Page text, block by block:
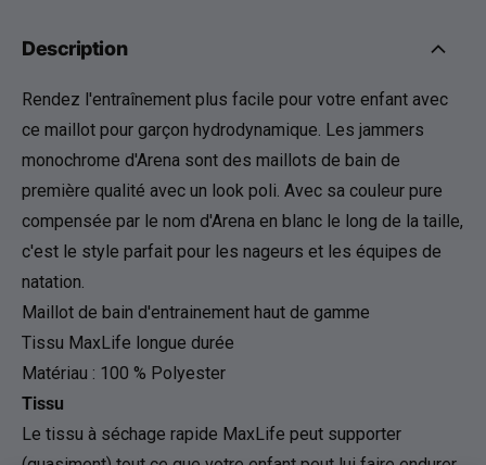
Description
Rendez l'entraînement plus facile pour votre enfant avec
ce maillot pour garçon hydrodynamique. Les jammers
monochrome d'Arena sont des maillots de bain de
première qualité avec un look poli. Avec sa couleur pure
compensée par le nom d'Arena en blanc le long de la taille,
c'est le style parfait pour les nageurs et les équipes de
natation.
Maillot de bain d'entrainement haut de gamme
Tissu MaxLife longue durée
Matériau : 100 % Polyester
Tissu
Le tissu à séchage rapide MaxLife peut supporter